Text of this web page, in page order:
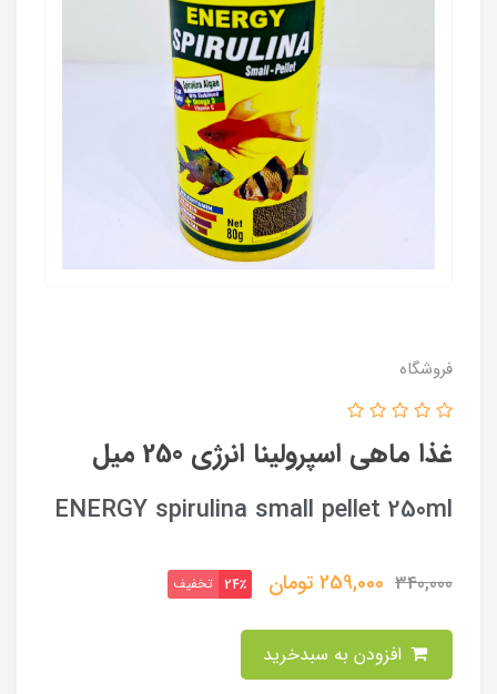
فروشگاه
غذا ماهی اسپرولینا انرژی 250 میل
ENERGY spirulina small pellet 250ml
340,000
259,000تومان 24٪ تخفیف